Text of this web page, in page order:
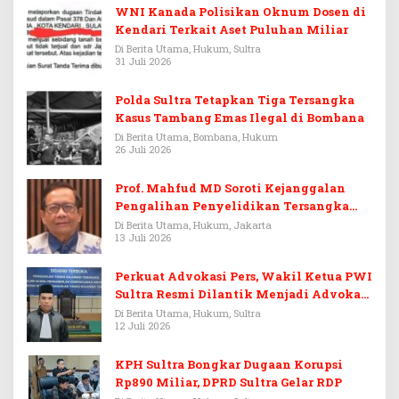
WNI Kanada Polisikan Oknum Dosen di
Kendari Terkait Aset Puluhan Miliar
Di Berita Utama, Hukum, Sultra
31 Juli 2026
Polda Sultra Tetapkan Tiga Tersangka
Kasus Tambang Emas Ilegal di Bombana
Di Berita Utama, Bombana, Hukum
26 Juli 2026
Prof. Mahfud MD Soroti Kejanggalan
Pengalihan Penyelidikan Tersangka
Febrie Adriansyah
Di Berita Utama, Hukum, Jakarta
13 Juli 2026
Perkuat Advokasi Pers, Wakil Ketua PWI
Sultra Resmi Dilantik Menjadi Advokat
PERADI
Di Berita Utama, Hukum, Sultra
12 Juli 2026
KPH Sultra Bongkar Dugaan Korupsi
Rp890 Miliar, DPRD Sultra Gelar RDP